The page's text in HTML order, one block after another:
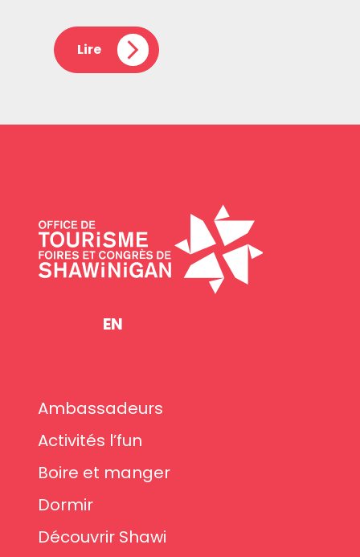
Lire
EN
Ambassadeurs
Activités l’fun
Boire et manger
Dormir
Découvrir Shawi